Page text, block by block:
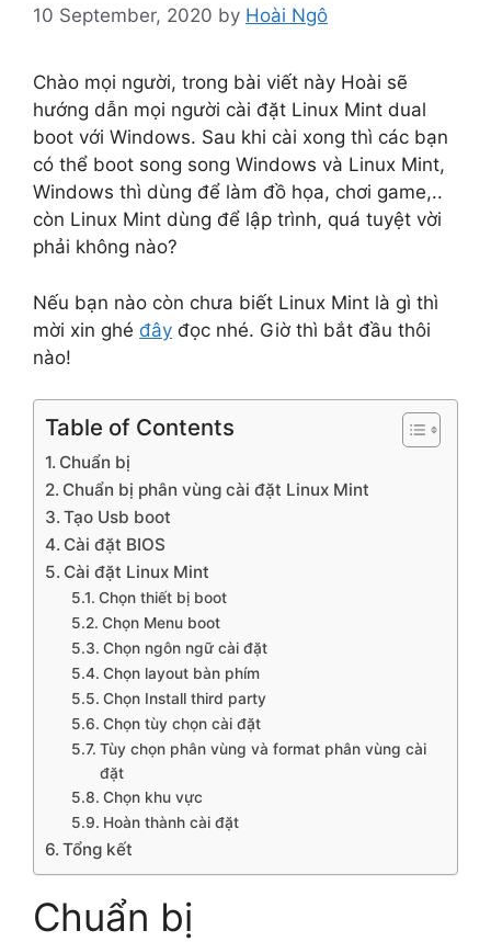
10 September, 2020 by Hoài Ngô
Chào mọi người, trong bài viết này Hoài sẽ
hướng dẫn mọi người cài đặt Linux Mint dual
boot với Windows. Sau khi cài xong thì các bạn
có thể boot song song Windows và Linux Mint,
Windows thì dùng để làm đồ họa, chơi game,..
còn Linux Mint dùng để lập trình, quá tuyệt vời
phải không nào?
Nếu bạn nào còn chưa biết Linux Mint là gì thì
mời xin ghé đây đọc nhé. Giờ thì bắt đầu thôi
nào!
Table of Contents
Chuẩn bị
Chuẩn bị phân vùng cài đặt Linux Mint
Tạo Usb boot
Cài đặt BIOS
Cài đặt Linux Mint
Chọn thiết bị boot
Chọn Menu boot
Chọn ngôn ngữ cài đặt
Chọn layout bàn phím
Chọn Install third party
Chọn tùy chọn cài đặt
Tùy chọn phân vùng và format phân vùng cài
đặt
Chọn khu vực
Hoàn thành cài đặt
Tổng kết
Chuẩn bị